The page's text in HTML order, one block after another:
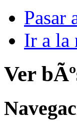
Pasar
Ir a la
Ver